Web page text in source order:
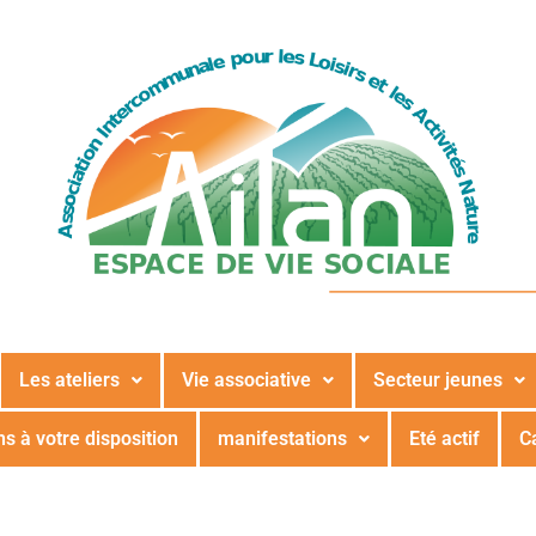
Les ateliers Vie associative Secteur jeunes
à votre disposition manifestations Eté actif